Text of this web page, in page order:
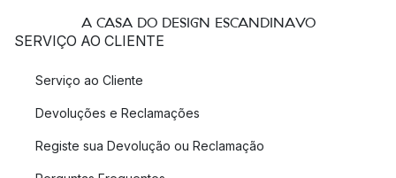
A CASA DO DESIGN ESCANDINAVO
SERVIÇO AO CLIENTE
Serviço ao Cliente
Devoluções e Reclamações
Registe sua Devolução ou Reclamação